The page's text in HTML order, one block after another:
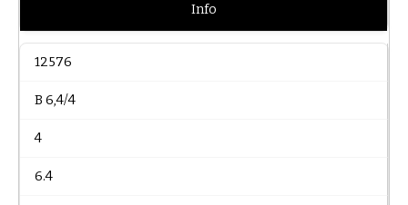
Info
12576
B 6,4/4
4
6.4